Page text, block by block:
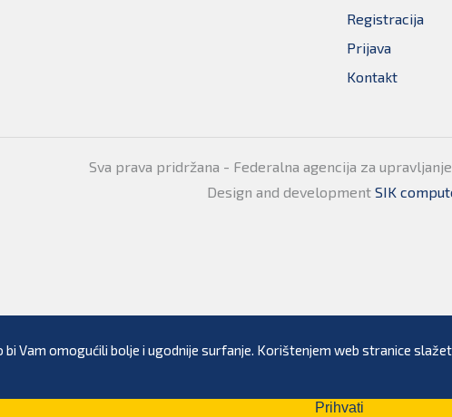
Registracija
Prijava
Kontakt
Sva prava pridržana - Federalna agencija za
Design and development SIK
Vam omogućili bolje i ugodnije surfanje. Korištenjem web stranice
Prihvati